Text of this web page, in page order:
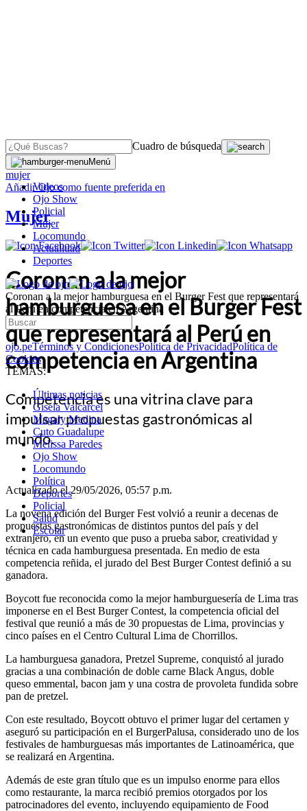
Cuadro de búsqueda
Menú
Videos
Ojo Show
Policial
Mujer
Locomundo
Actualidad
Deportes
Coronan a la mejor hamburguesa en el Burger Fest que representará
al Perú en competencia en Argentina
ojo.peTérminos y CondicionesPolítica de PrivacidadPolítica de
Cookies
TEMAS:
Últimas noticias
Gisela Valcarcel
Magaly Medina
Cuto Guadalupe
Melissa Paredes
Ojo Show
Locomundo
Política
Deportes
Policial
Salud
Escolar
OJO
mujer
AñadirOjocomo fuente preferida en
Mujer
Coronan a la mejor
hamburguesa en el Burger Fest
que representará al Perú en
competencia en Argentina
Competencia es una vitrina clave para
impulsar propuestas gastronómicas al
mundo.
Actualizado el 29/05/2026, 05:57 p.m.
La novena edición del Burger Fest volvió a reunir a decenas de
propuestas gastronómicas de distintos puntos del país y del
extranjero, en un evento que puso a prueba sabor, creatividad y
técnica en cada hamburguesa presentada. En medio de esta
competencia reñida, el jurado del Best Burger Contest definió a su
ganadora.
Boycott fue reconocida como la mejor hamburguesería de Lima tras
imponerse en el Best Burger Contest, la competencia oficial del
festival que reunió a más de 30 propuestas de Lima, provincias y
cinco países en el Centro Cultural Lima de Chorrillos.
La hamburguesa ganadora, Pretzel Supreme, conquistó al jurado
gracias a una combinación de doble carne Black Angus, doble
queso emmental, bacon jam y una costra de provoleta fundida sobre
pan de pretzel.
Con este resultado, Boycott obtuvo el primer lugar del certamen y
aseguró su participación en el BurgerPalusa, considerado uno de los
festivales de hamburguesas más importantes de Latinoamérica, que
se realizará en Argentina.
Además de este gran título que es un impulso enorme para ellos
como restaurante, la marca recibió premios otorgados por los
patrocinadores del evento, incluyendo equipamiento de Food